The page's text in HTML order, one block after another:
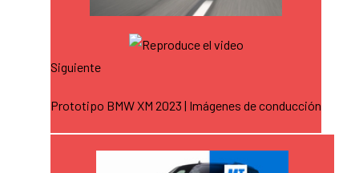
Siguiente
Prototipo BMW XM 2023 | Imágenes de conducción